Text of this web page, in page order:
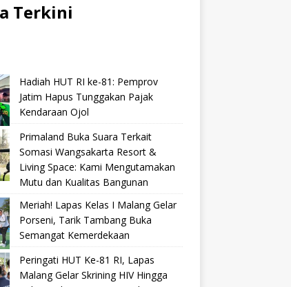
Terkini
Hadiah HUT RI ke-81: Pemprov
Jatim Hapus Tunggakan Pajak
Kendaraan Ojol
Primaland Buka Suara Terkait
Somasi Wangsakarta Resort &
Living Space: Kami Mengutamakan
Mutu dan Kualitas Bangunan
Meriah! Lapas Kelas I Malang Gelar
Porseni, Tarik Tambang Buka
Semangat Kemerdekaan
Peringati HUT Ke-81 RI, Lapas
Malang Gelar Skrining HIV Hingga